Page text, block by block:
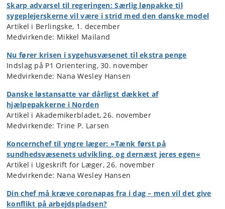
Skarp advarsel til regeringen: Særlig lønpakke til
sygeplejerskerne vil være i strid med den danske model
Artikel i Berlingske, 1. december
Medvirkende: Mikkel Mailand
Nu fører krisen i sygehusvæsenet til ekstra penge
Indslag på P1 Orientering, 30. november
Medvirkende: Nana Wesley Hansen
Danske løstansatte var dårligst dækket af
hjælpepakkerne i Norden
Artikel i Akademikerbladet, 26. november
Medvirkende: Trine P. Larsen
Koncernchef til yngre læger: »Tænk først på
sundhedsvæsenets udvikling, og dernæst jeres egen«
Artikel i Ugeskrift for Læger, 26. november
Medvirkende: Nana Wesley Hansen
Din chef må kræve coronapas fra i dag – men vil det give
konflikt på arbejdspladsen?